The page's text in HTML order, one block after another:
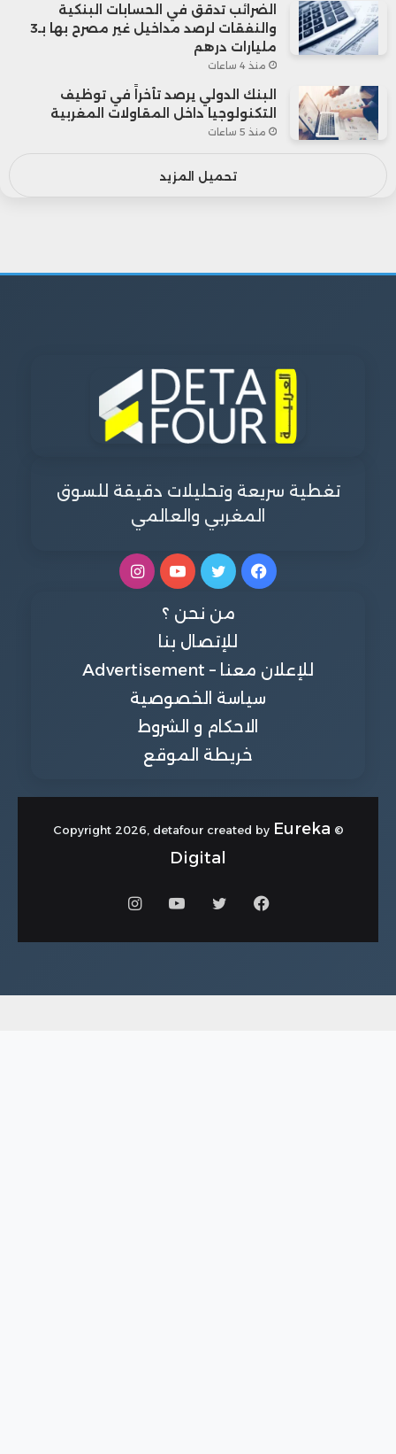
الضرائب تدقق في الحسابات البنكية
والنفقات لرصد مداخيل غير مصرح بها بـ3
مليارات درهم
منذ 4 ساعات
البنك الدولي يرصد تأخراً في توظيف
التكنولوجيا داخل المقاولات المغربية
منذ 5 ساعات
تحميل المزيد
تغطية سريعة وتحليلات دقيقة للسوق
المغربي والعالمي
فيسبوكتويتر يوتيوبانستقرام
من نحن ؟
للإتصال بنا
للإعلان معنا – Advertisement
سياسة الخصوصية
الاحكام و الشروط
خريطة الموقع
© Copyright 2026, detafour created by
Eureka
Digital
فيسبوكتويتر يوتيوبانستقرام